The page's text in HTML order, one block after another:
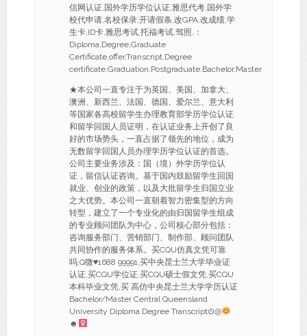
信网认证,国外学历学位认证,雅思代考,国外学
校代申请,名校保录,开请假条,改GPA,改成绩,学
生卡,ID卡,雅思考试,托福考试,驾照,：
Diploma,Degree,Graduate
Certificate,offer,Transcript,Degree
certificate,Graduation,Postgraduate,Bachelor,Master
★本公司一直专注于为英国、美国、加拿大、
澳洲、新西兰、法国、德国、爱尔兰、意大利
等国家各高校留学生办理教育部学历学位认证
和留学回国人员证明，在认证业务上开创了良
好的市场势头，一直占据了领先的地位，成为
无数留学回国人员办理学历学位认证的首选。
公司主要业务涉及：国（境）外学历学位认
证，留信认证咨询。基于国内鼓励留学生回国
就业、创业的政策，以及大批留学生归国立业
之大优势。本公司一直朝着智力密集型的方向
转型，建立了一个专业化的由归国留学生组成
的专业顾问团队为中心，公司核心部分包括：
咨询服务部门、营销部门、制作部、顾问团队
共同协作的服务体系。买CQU仿真文凭可靠
吗,Q微♥1688 99991,买中央昆士兰大学毕业证
认证,买CQU学位证,买CQU硕士假文凭,买CQU
本科毕业文凭,买 高仿中央昆士兰大学学历认证
Bachelor/Master Central Queensland
University Diploma Degree Transcript⊙◎
☻